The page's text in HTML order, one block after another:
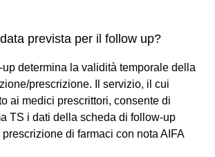
prevista per il follow up?
up determina la validità temporale della
prescrizione. Il servizio, il cui
ai medici prescrittori, consente di
TS i dati della scheda di follow-up
di farmaci con nota AIFA